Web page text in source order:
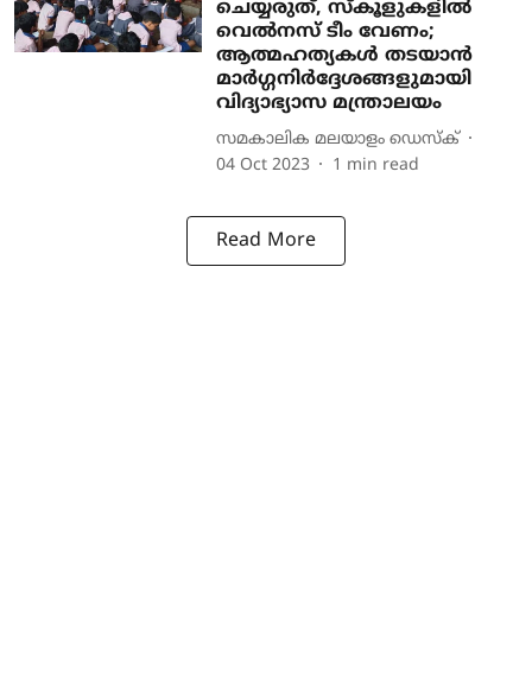
ചെയ്യരുത്, സ്‌കൂളുകളിൽ‌
വെൽനസ് ടീം വേണം;
ആത്മഹത്യകൾ തടയാൻ
മാർഗ്ഗനിർദ്ദേശങ്ങളുമായി
വിദ്യാഭ്യാസ മന്ത്രാലയം
സമകാലിക മലയാളം ഡെസ്ക്
04 Oct 2023
1 min read
Read More